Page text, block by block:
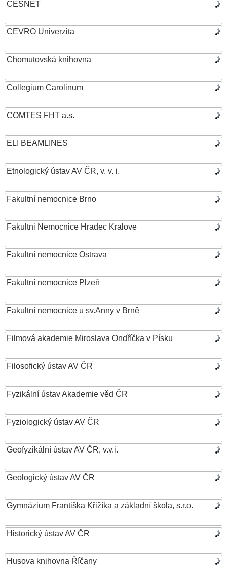
CESNET
CEVRO Univerzita
Chomutovská knihovna
Collegium Carolinum
COMTES FHT a.s.
ELI BEAMLINES
Etnologický ústav AV ČR, v. v. i.
Fakultní nemocnice Brno
Fakultni Nemocnice Hradec Kralove
Fakultní nemocnice Ostrava
Fakultní nemocnice Plzeň
Fakultní nemocnice u sv.Anny v Brně
Filmová akademie Miroslava Ondříčka v Písku
Filosofický ústav AV ČR
Fyzikální ústav Akademie věd ČR
Fyziologický ústav AV ČR
Geofyzikální ústav AV ČR, v.v.i.
Geologický ústav AV ČR
Gymnázium Františka Křižíka a základní škola, s.r.o.
Historický ústav AV ČR
Husova knihovna Říčany